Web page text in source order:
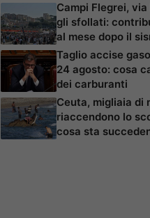
Campi Flegrei,
gli sfollati:
al mese dopo il
Taglio accise
24 agosto: cosa
dei carburanti
Ceuta, migliaia di
riaccendono lo
cosa sta